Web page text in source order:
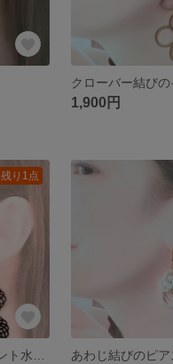
クローバー結び
1,900円
残り1点
あわじ結びのピア